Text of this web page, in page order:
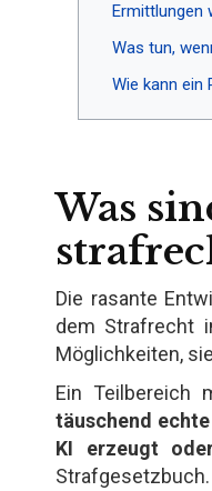
Ermittlungen
Was tun,
Wie kann ein
Was
Die rasante
dem Strafrecht
Möglichkeiten,
Ein Teilbereich
täuschend
KI erzeugt